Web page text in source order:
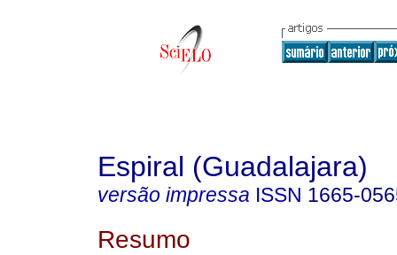
Espiral (Guadalajara)
versão impressa ISSN 1665-
Resumo